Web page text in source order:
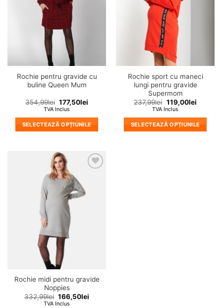
pot
alese
pagina
produsului.
pot
fi
alese
în
pagina
produsului.
Rochie pentru gravide cu
buline Queen Mum
354,99lei 177,50lei
TVA Inclus
SELECTEAZĂ OPȚIUNILE
are
mai
multe
variații.
Opțiunile
pot
alese
în
pagina
produsului.
Rochie sport cu maneci
lungi pentru gravide
Supermom
237,99lei 119,00lei
TVA Inclus
SELECTEAZĂ OPȚIUNILE
Adauga
wishlist!
Rochie midi pentru gravide
Noppies
332,99lei 166,50lei
TVA Inclus